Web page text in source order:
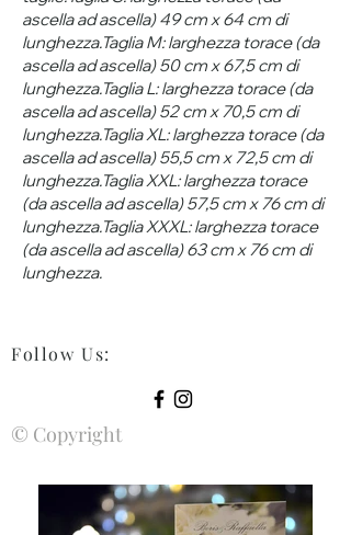
ascella ad ascella) 49 cm x 64 cm di
lunghezza.Taglia M: larghezza torace (da
ascella ad ascella) 50 cm x 67,5 cm di
lunghezza.Taglia L: larghezza torace (da
ascella ad ascella) 52 cm x 70,5 cm di
lunghezza.Taglia XL: larghezza torace (da
ascella ad ascella) 55,5 cm x 72,5 cm di
lunghezza.Taglia XXL: larghezza torace
(da ascella ad ascella) 57,5 ​​cm x 76 cm di
lunghezza.Taglia XXXL: larghezza torace
(da ascella ad ascella) 63 ​​cm x 76 cm di
lunghezza.
Follow Us:
© Copyright